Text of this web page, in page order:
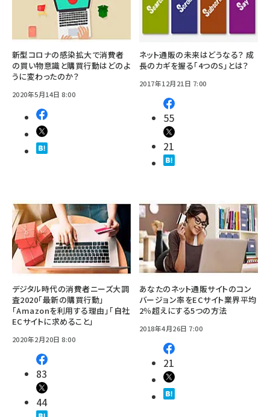
新型コロナの感染拡大で消費者
の買い物意識と購買行動はどのよ
うに変わったのか？
2020年5月14日 8:00
ネット通販の未来はどうなる？ 成
長のカギを握る「4つのS」とは？
2017年12月21日 7:00
55
21
デジタル時代の消費者ニーズ大調
査2020「最新の購買行動」
「Amazonを利用する理由」「自社
ECサイトに求めること」
2020年2月20日 8:00
83
44
あなたのネット通販サイトのコン
バージョン率をECサイト業界平均
2％超えにする5つの方法
2018年4月26日 7:00
21